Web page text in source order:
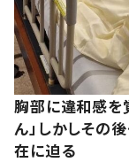
胸部に違和感を
ん」しかしその
在に迫る